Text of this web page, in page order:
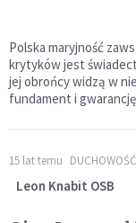
Polska maryjność
krytyków jest
jej obrońcy widzą w
fundament i
15 lat temu DUCHOWOŚĆ
Leon Knabit OSB